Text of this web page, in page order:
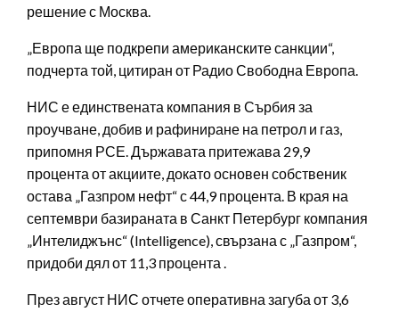
решение с Москва.
„Европа ще подкрепи американските санкции“,
подчерта той, цитиран от Радио Свободна Европа.
НИС е единствената компания в Сърбия за
проучване, добив и рафиниране на петрол и газ,
припомня РСЕ. Държавата притежава 29,9
процента от акциите, докато основен собственик
остава „Газпром нефт“ с 44,9 процента. В края на
септември базираната в Санкт Петербург компания
„Интелиджънс“ (Intelligence), свързана с „Газпром“,
придоби дял от 11,3 процента .
През август НИС отчете оперативна загуба от 3,6